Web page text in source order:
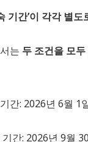
기간’이 각각 별도
는 두 조건을 모
간: 2026년 6월 1
간: 2026년 9월